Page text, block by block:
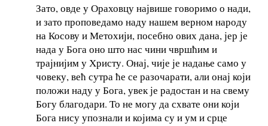
Зато, овде у Ораховцу највише говоримо о нади,
и зато проповедамо наду нашем верном народу
на Косову и Метохији, посебно ових дана, јер је
нада у Бога оно што нас чини чвршћим и
трајнијим у Христу. Онај, чије је надање само у
човеку, већ сутра ће се разочарати, али онај који
положи наду у Бога, увек је радостан и на свему
Богу благодари. То не могу да схвате они који
Бога нису упознали и којима су и ум и срце